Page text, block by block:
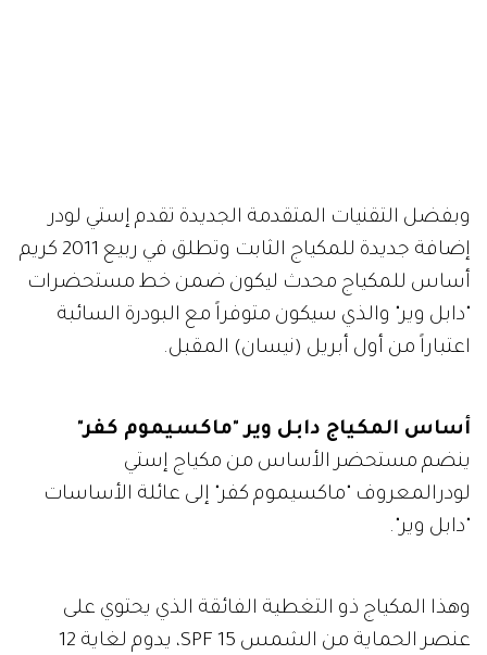
وبفضل التقنيات المتقدمة الجديدة تقدم إستي لودر
إضافة جديدة للمكياج الثابت وتطلق في ربيع 2011 كريم
أساس للمكياج محدث ليكون ضمن خط مستحضرات
"دابل وير" والذي سيكون متوفراً مع البودرة السائبة
اعتباراً من أول أبريل (نيسان) المقبل.
أساس المكياج دابل وير "ماكسيموم كفر"
ينضم مستحضر الأساس من مكياج إستي
لودرالمعروف "ماكسيموم كفر" إلى عائلة الأساسات
"دابل وير".
وهذا المكياج ذو التغطية الفائقة الذي يحتوي على
عنصر الحماية من الشمس SPF 15، يدوم لغاية 12